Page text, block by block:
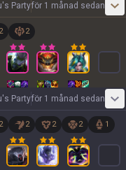
Partyför 1 månad sedan
2 2
Partyför 1 månad sedan
2 2 2 2 1